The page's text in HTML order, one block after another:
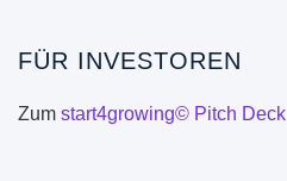
FÜR INVESTOREN
Zum start4growing© Pitch Deck